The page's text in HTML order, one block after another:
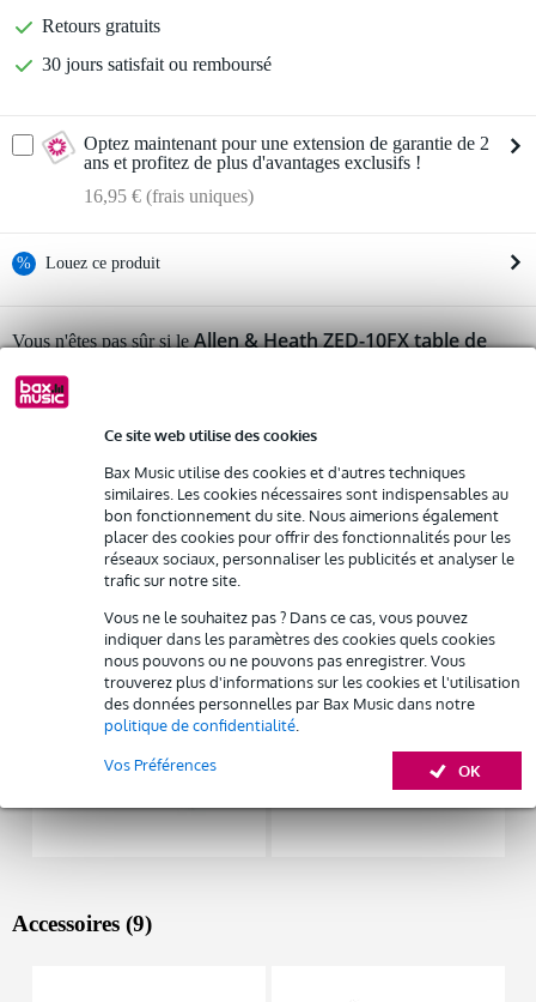
Ce site web utilise des cookies
Bax Music utilise des cookies et d'autres techniques
similaires. Les cookies nécessaires sont indispensables au
bon fonctionnement du site. Nous aimerions également
placer des cookies pour offrir des fonctionnalités pour les
réseaux sociaux, personnaliser les publicités et analyser le
trafic sur notre site.
Vous ne le souhaitez pas ? Dans ce cas, vous pouvez
indiquer dans les paramètres des cookies quels cookies
nous pouvons ou ne pouvons pas enregistrer. Vous
trouverez plus d'informations sur les cookies et l'utilisation
des données personnelles par Bax Music dans notre
politique de confidentialité
OK
Vos Préférences
Retours gratuits
30 jours satisfait ou remboursé
Optez maintenant pour une extension de garantie de 2
ans et profitez de plus d'avantages exclusifs !
16,95 € (frais uniques)
% Louez ce produit
Louez ce produit à partir de 24 € par mois
2 500 €
Livraison à domicile
Résiliation possible du contrat après 4 mois
Remplacement rapide par Bax Music en cas de défectuosité
Louez ce produit
Vous n'êtes pas sûr si leAllen & Heath ZED-10FX table de
Informations
Afficher toutes les caractéristiques du produit
Autres variantes (3)
Accessoires (9)